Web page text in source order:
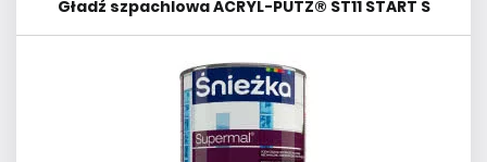
Gładź szpachlowa ACRYL-PUTZ® ST11 START S